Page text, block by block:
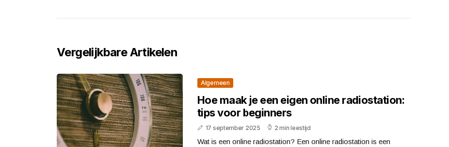
Vergelijkbare Artikelen
Algemeen
Hoe maak je een eigen online radiostation:
tips voor beginners
17 september 2025 2 min leestijd
Wat is een online radiostation? Een online radiostation is een